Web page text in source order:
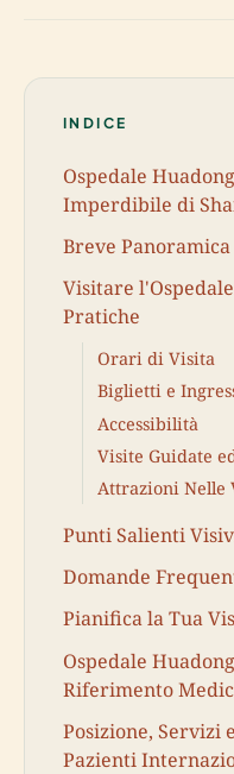
INDICE
Ospedale
Imperdibile di
Breve
Visitare
Pratiche
Orari di Visita
Biglietti e
Accessibilità
Visite Guidate
Attrazioni Nelle
Punti Salienti
Domande
Pianifica la Tua
Ospedale
Riferimento
Posizione, Servizi
Pazienti